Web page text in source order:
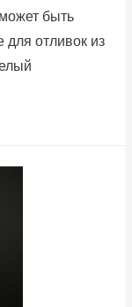
быть
для отливок из